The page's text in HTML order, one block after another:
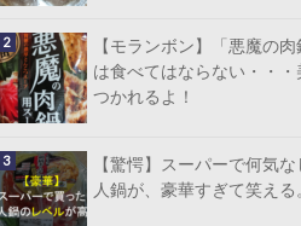
【モランボン】「悪魔の肉
は食べてはならない・・・
つかれるよ！
【驚愕】スーパーで何気
人鍋が、豪華すぎて笑える